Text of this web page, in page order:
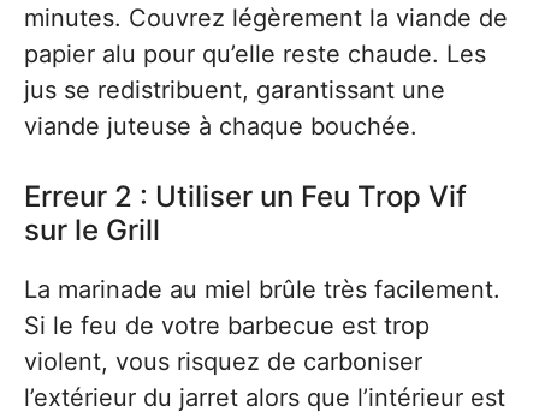
minutes. Couvrez légèrement la viande de
papier alu pour qu’elle reste chaude. Les
jus se redistribuent, garantissant une
viande juteuse à chaque bouchée.
Erreur 2 : Utiliser un Feu Trop Vif
sur le Grill
La marinade au miel brûle très facilement.
Si le feu de votre barbecue est trop
violent, vous risquez de carboniser
l’extérieur du jarret alors que l’intérieur est